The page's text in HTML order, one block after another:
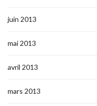
juin 2013
mai 2013
avril 2013
mars 2013